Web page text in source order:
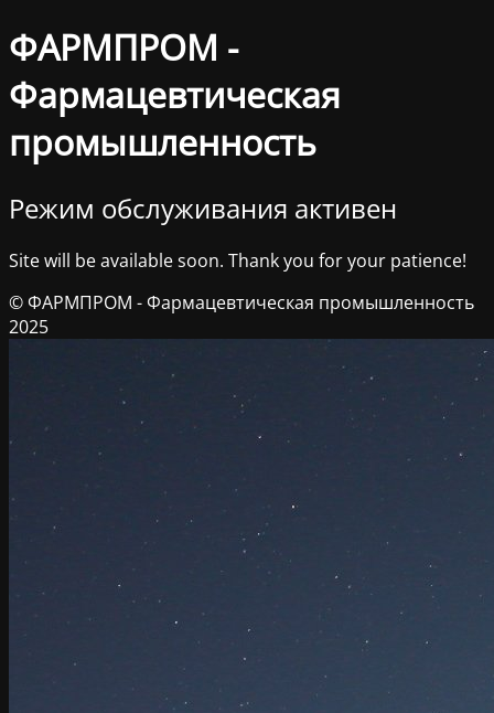
ФАРМПРОМ -
Фармацевтическая
промышленность
Режим обслуживания активен
Site will be available soon. Thank you for your patience!
© ФАРМПРОМ - Фармацевтическая промышленность
2025